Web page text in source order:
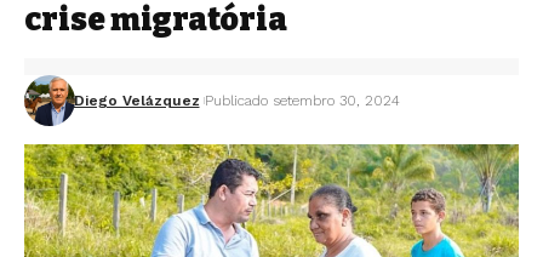
crise migratória
Diego Velázquez Publicado setembro 30, 2024